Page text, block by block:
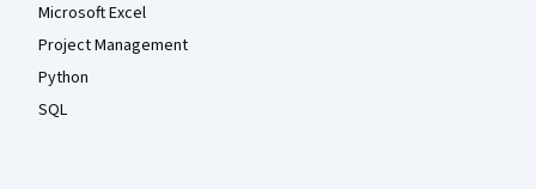
Microsoft Excel
Project Management
Python
SQL